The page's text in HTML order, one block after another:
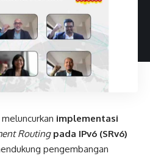
meluncurkan implementasi
Routingpada IPv6 (SRv6)
pengembangan